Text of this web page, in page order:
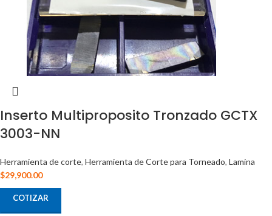
Inserto Multiproposito Tronzado GCTX
3003-NN
Herramienta de corte, Herramienta de Corte para Torneado, Lamina
$29,900.00
COTIZAR